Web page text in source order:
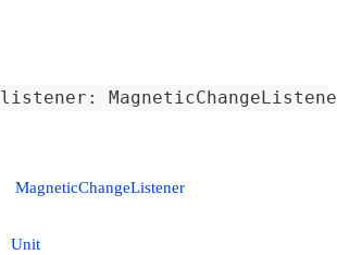
listener :
MagneticChangeListener
Unit